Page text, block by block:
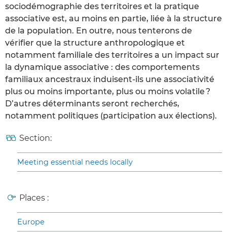
sociodémographie des territoires et la pratique
associative est, au moins en partie, liée à la structure
de la population. En outre, nous tenterons de
vérifier que la structure anthropologique et
notamment familiale des territoires a un impact sur
la dynamique associative : des comportements
familiaux ancestraux induisent-ils une associativité
plus ou moins importante, plus ou moins volatile ?
D’autres déterminants seront recherchés,
notamment politiques (participation aux élections).
Section:
Meeting essential needs locally
Places :
Europe